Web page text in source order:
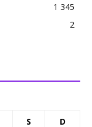
1 345
2
S D